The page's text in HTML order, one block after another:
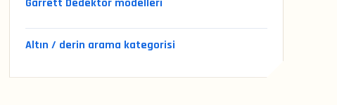
Garrett Dedektör modelleri
Altın / derin arama kategorisi